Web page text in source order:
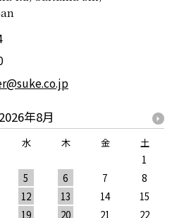
2026年8月
水 木 金
土
1
5 6 7
8
12 13 14
15
19 20 21 22